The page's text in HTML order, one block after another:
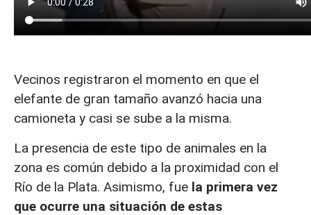
Vecinos registraron el momento en que el
elefante de gran tamaño avanzó hacia una
camioneta y casi se sube a la misma.
La presencia de este tipo de animales en la
zona es común debido a la proximidad con el
Río de la Plata. Asimismo, fue la primera vez
que ocurre una situación de estas